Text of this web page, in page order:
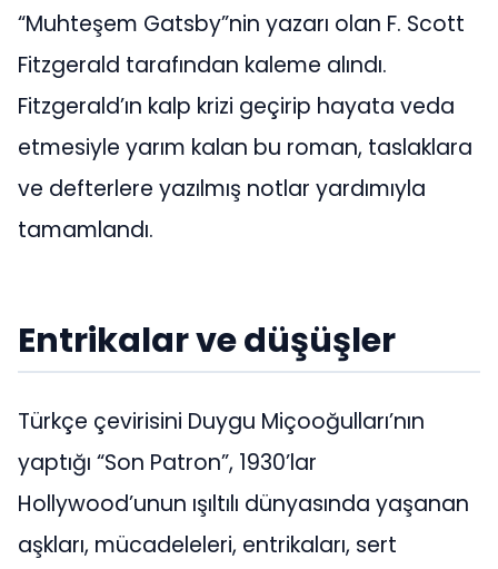
“Muhteşem Gatsby”nin yazarı olan F. Scott
Fitzgerald tarafından kaleme alındı.
Fitzgerald’ın kalp krizi geçirip hayata veda
etmesiyle yarım kalan bu roman, taslaklara
ve defterlere yazılmış notlar yardımıyla
tamamlandı.
Entrikalar ve düşüşler
Türkçe çevirisini Duygu Miçooğulları’nın
yaptığı “Son Patron”, 1930’lar
Hollywood’unun ışıltılı dünyasında yaşanan
aşkları, mücadeleleri, entrikaları, sert